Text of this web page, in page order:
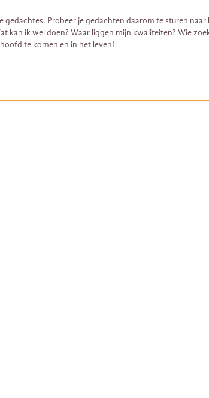
Probeer je gedachten daarom te sturen
ik wel doen? Waar liggen mijn kwaliteiten? Wie
te komen en in het leven!